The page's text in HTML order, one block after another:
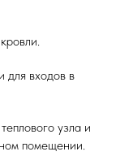
для входов в
узла и
помещении.